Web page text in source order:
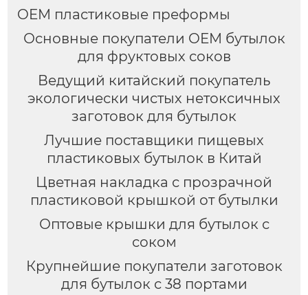
OEM пластиковые преформы
Основные покупатели OEM бутылок
для фруктовых соков
Ведущий китайский покупатель
экологически чистых нетоксичных
заготовок для бутылок
Лучшие поставщики пищевых
пластиковых бутылок в Китай
Цветная накладка с прозрачной
пластиковой крышкой от бутылки
Оптовые крышки для бутылок с
соком
Крупнейшие покупатели заготовок
для бутылок с 38 портами